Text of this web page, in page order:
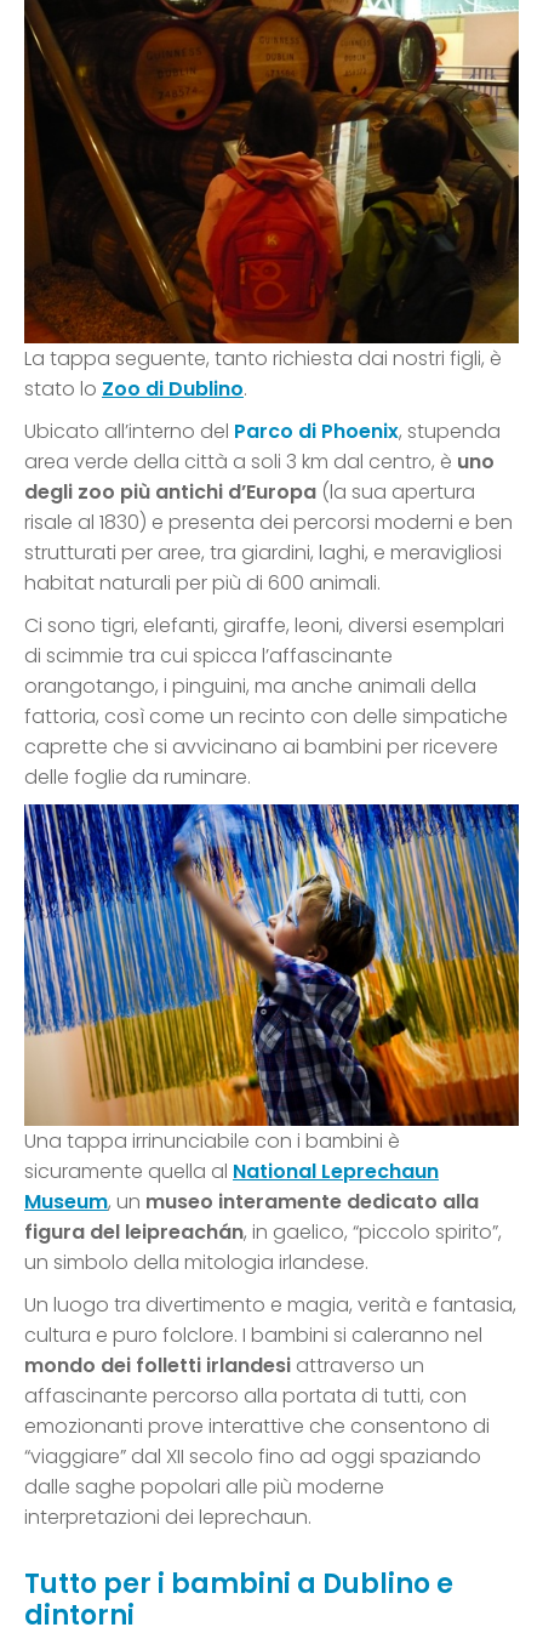
La tappa seguente, tanto richiesta dai nostri figli, è
stato lo Zoo di Dublino.
Ubicato all’interno del Parco di Phoenix, stupenda
area verde della città a soli 3 km dal centro, è uno
degli zoo più antichi d’Europa (la sua apertura
risale al 1830) e presenta dei percorsi moderni e ben
strutturati per aree, tra giardini, laghi, e meravigliosi
habitat naturali per più di 600 animali.
Ci sono tigri, elefanti, giraffe, leoni, diversi esemplari
di scimmie tra cui spicca l’affascinante
orangotango, i pinguini, ma anche animali della
fattoria, così come un recinto con delle simpatiche
caprette che si avvicinano ai bambini per ricevere
delle foglie da ruminare.
Una tappa irrinunciabile con i bambini è
sicuramente quella al National Leprechaun
Museum, un museo interamente dedicato alla
figura del leipreachán, in gaelico, “piccolo spirito”,
un simbolo della mitologia irlandese.
Un luogo tra divertimento e magia, verità e fantasia,
cultura e puro folclore. I bambini si caleranno nel
mondo dei folletti irlandesi attraverso un
affascinante percorso alla portata di tutti, con
emozionanti prove interattive che consentono di
“viaggiare” dal XII secolo fino ad oggi spaziando
dalle saghe popolari alle più moderne
interpretazioni dei leprechaun.
Tutto per i bambini a Dublino e
dintorni